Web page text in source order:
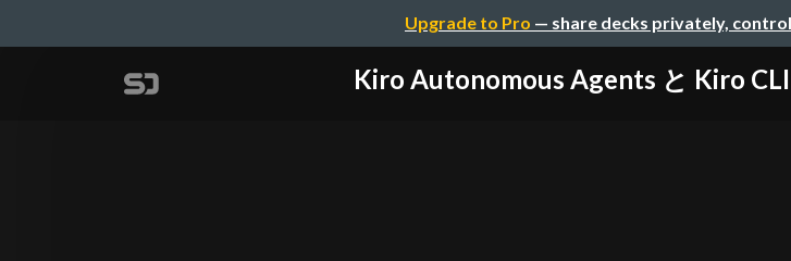
Upgrade to Pro — share decks privately,
Kiro Autonomous Agents と Kiro